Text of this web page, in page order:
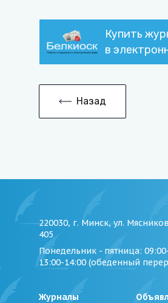
Купить
в
Назад
220030, г. Минск, ул.
405
Понедельник - пятница:
13:00-14:00 (обеденный
Журналы